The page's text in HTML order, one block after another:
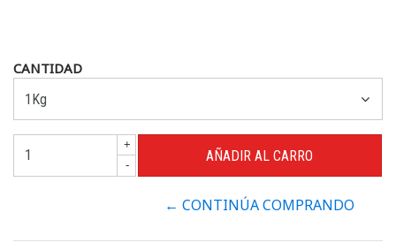
CANTIDAD
+
-
← CONTINÚA COMPRANDO